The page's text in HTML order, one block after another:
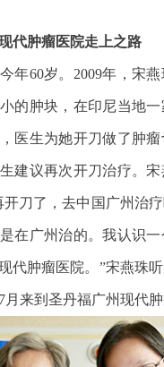
代肿瘤医院走上之路
年60岁。2009年，宋
的肿块，在印尼当地一
，医生为她开刀做了肿
建议再次开刀治疗。
开刀了，去中国广州治
在广州治的。我认识
代肿瘤医院。”宋燕珠
月来到圣丹福广州现代肿